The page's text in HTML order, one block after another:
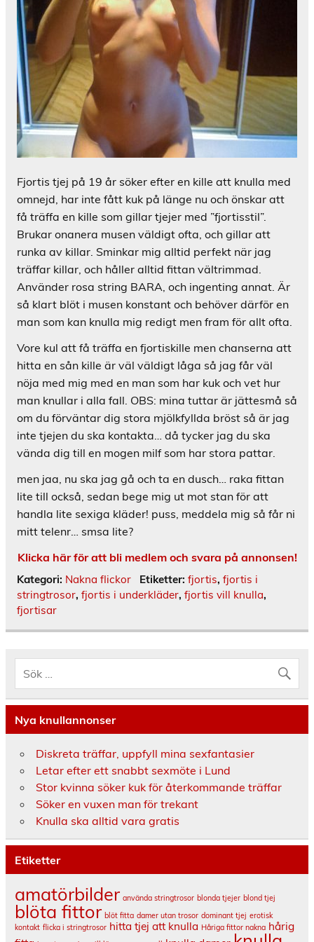
Fjortis tjej på 19 år söker efter en kille att knulla med
omnejd, har inte fått kuk på länge nu och önskar att
få träffa en kille som gillar tjejer med ”fjortisstil”.
Brukar onanera musen väldigt ofta, och gillar att
runka av killar. Sminkar mig alltid perfekt när jag
träffar killar, och håller alltid fittan vältrimmad.
Använder rosa string BARA, och ingenting annat. Är
så klart blöt i musen konstant och behöver därför en
man som kan knulla mig redigt men fram för allt ofta.
Vore kul att få träffa en fjortiskille men chanserna att
hitta en sån kille är väl väldigt låga så jag får väl
nöja med mig med en man som har kuk och vet hur
man knullar i alla fall. OBS: mina tuttar är jättesmå så
om du förväntar dig stora mjölkfyllda bröst så är jag
inte tjejen du ska kontakta… då tycker jag du ska
vända dig till en mogen milf som har stora pattar.
men jaa, nu ska jag gå och ta en dusch… raka fittan
lite till också, sedan bege mig ut mot stan för att
handla lite sexiga kläder! puss, meddela mig så får ni
mitt telenr… smsa lite?
Klicka här för att bli medlem och svara på annonsen!
Kategori: Nakna flickor Etiketter: fjortis, fjortis i
stringtrosor, fjortis i underkläder, fjortis vill knulla,
fjortisar
Nya knullannonser
Diskreta träffar, uppfyll mina sexfantasier
Letar efter ett snabbt sexmöte i Lund
Stor kvinna söker kuk för återkommande träffar
Söker en vuxen man för trekant
Knulla ska alltid vara gratis
Etiketter
amatörbilder använda stringtrosor blonda tjejer blond tjej
blöta fittor blöt fitta damer utan trosor dominant tjej erotisk
kontakt flicka i stringtrosor hitta tjej att knulla Håriga fittor nakna hårig